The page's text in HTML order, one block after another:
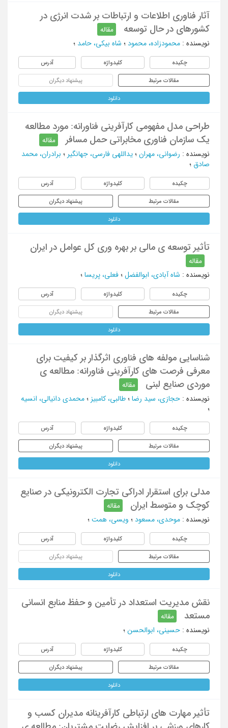
آثار فناوری اطلاعات و ارتباطات بر شدت انرژی در
کشورهای در حال توسعه
مقاله
نویسنده : محمودزاده، محمود ؛ شاه بیکی، حامد ؛
چکیده کلیدواژه آدرس
مقالات مرتبط پیشنهاد دیگران
دانلود
طراحی مدل مفهومی کارآفرینی فناورانه: مورد مطالعه
یک سازمان فناوری مخابراتی حمل مسافر
مقاله
نویسنده : رضوانی، مهران ؛ یداللهی فارسی، جهانگیر ؛ برادران، محمد
صادق ؛
چکیده کلیدواژه آدرس
مقالات مرتبط پیشنهاد دیگران
دانلود
تأثیر توسعه ی مالی بر بهره وری کل عوامل در ایران
مقاله
نویسنده : شاه آبادی، ابوالفضل ؛ فعلی، پریسا ؛
چکیده کلیدواژه آدرس
مقالات مرتبط پیشنهاد دیگران
دانلود
شناسایی مولفه های فناوری اثرگذار بر کیفیت برای
معرفی فرصت های کارآفرینی فناورانه: مطالعه ی
موردی صنایع لبنی
مقاله
نویسنده : حجازی، سید رضا ؛ طالبی، کامبیز ؛ محمدی دانیالی، انسیه
؛
چکیده کلیدواژه آدرس
مقالات مرتبط پیشنهاد دیگران
دانلود
مدلی برای استقرار ادراکی تجارت الکترونیکی در صنایع
کوچک و متوسط ایران
مقاله
نویسنده : موحدی، مسعود ؛ ویسی، همت ؛
چکیده کلیدواژه آدرس
مقالات مرتبط پیشنهاد دیگران
دانلود
نقش مدیریت استعداد در تأمین و حفظ منابع انسانی
مستعد
مقاله
نویسنده : حسینی، ابوالحسن ؛
چکیده کلیدواژه آدرس
مقالات مرتبط پیشنهاد دیگران
دانلود
تأثیر مهارت های ارتباطی کارآفرینانه مدیران کسب و
کارهای ورزشی بر افزایش رضایت مشتریان: مطالعه ی